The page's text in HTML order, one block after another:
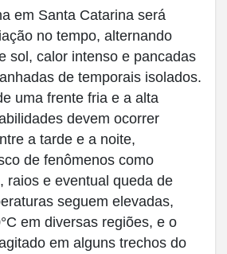
em Santa Catarina será
no tempo, alternando
sol, calor intenso e pancadas
de temporais isolados.
uma frente fria e a alta
devem ocorrer
a tarde e a noite,
de fenômenos como
raios e eventual queda de
seguem elevadas,
em diversas regiões, e o
em alguns trechos do